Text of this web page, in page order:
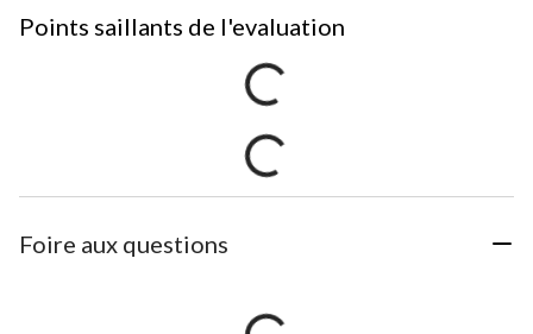
Points saillants de l'evaluation
Foire aux questions